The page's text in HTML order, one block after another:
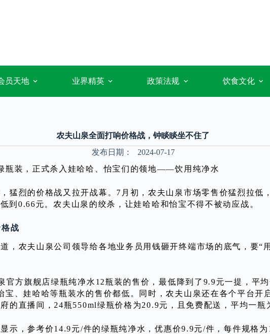
员天地 业界精英 政策法规 饮食文化
农夫山泉全面打响价格战，钟睒睒坐不住了
发布日期：
2024-07-17
瓶装，正式杀入娃哈哈、怡宝们的领地——饮用纯净水
猛烈的价格战又拉开战幕。7月初，农夫山泉市场零售价猛烈拉低
到0.66元。农夫山泉的绞杀，让娃哈哈和怡宝不得不被动应战。
战
，农夫山泉公司领导给各地业务员用钱砸开终端市场的底气，要“
官方旗舰店绿瓶纯净水12瓶装的售价，最低降到了9.9元一提，平
宝、娃哈哈等瓶装水的售价都低。同时，农夫山泉还在各个平台开
的直播间，24瓶550ml绿瓶价格为20.9元，且免费配送，平均一瓶
示，参考价14.9元/件的绿瓶纯净水，优惠价9.9元/件，每件规格为